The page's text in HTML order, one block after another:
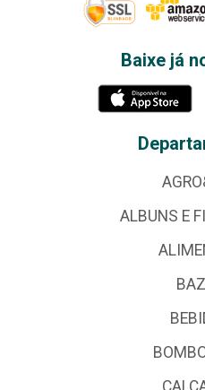
Baixe já
ALBUNS E